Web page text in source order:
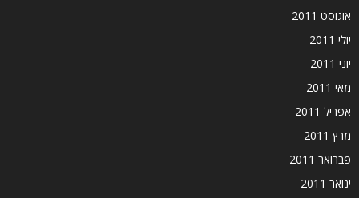
אוגוסט 2011
יולי 2011
יוני 2011
מאי 2011
אפריל 2011
מרץ 2011
פברואר 2011
ינואר 2011